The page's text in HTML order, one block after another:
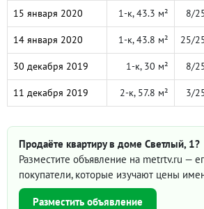
15 января 2020 1-к, 43.3 м² 8/
14 января 2020 1-к, 43.8 м² 25/
30 декабря 2019 1-к, 30 м² 8/
11 декабря 2019 2-к, 57.8 м² 3/
Продаёте квартиру в доме Светлый, 1?
Разместите объявление на metrtv.ru —
покупатели, которые изучают цены
Разместить объявление